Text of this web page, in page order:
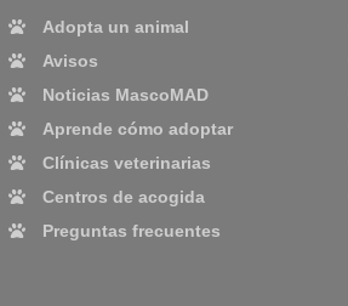
Adopta un animal
Avisos
Noticias MascoMAD
Aprende cómo adoptar
Clínicas veterinarias
Centros de acogida
Preguntas frecuentes